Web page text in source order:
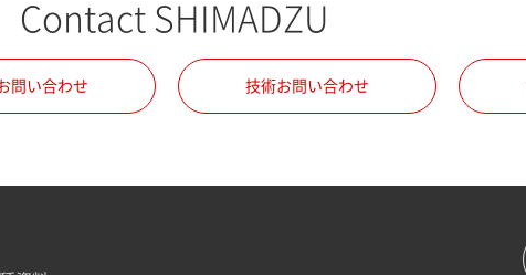
Contact SHIMADZU
問い合わせ 技術お問い合わせ